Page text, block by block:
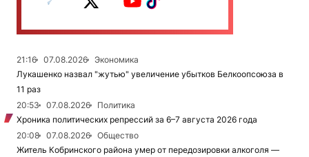
21:16 07.08.2026
Экономика
Лукашенко назвал "жутью" увеличение убытков Белкоопсоюза в
11 раз
20:53
07.08.2026
Политика
Хроника политических репрессий за 6–7 августа 2026 года
20:08
07.08.2026
Общество
Житель Кобринского района умер от передозировки алкоголя —